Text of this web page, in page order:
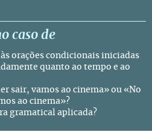
caso de
orações condicionais iniciadas
quanto ao tempo e ao
sair, vamos ao cinema» ou «No
ao cinema»?
gramatical aplicada?